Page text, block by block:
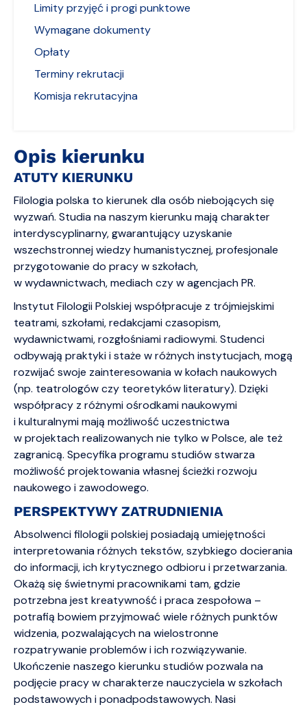
Opis kierunku
ATUTY KIERUNKU
Filologia polska to kierunek dla osób niebojących się
wyzwań. Studia na naszym kierunku mają charakter
interdyscyplinarny, gwarantujący uzyskanie
wszechstronnej wiedzy humanistycznej, profesjonale
przygotowanie do pracy w szkołach,
w wydawnictwach, mediach czy w agencjach PR.
Instytut Filologii Polskiej współpracuje z trójmiejskimi
teatrami, szkołami, redakcjami czasopism,
wydawnictwami, rozgłośniami radiowymi. Studenci
odbywają praktyki i staże w różnych instytucjach, mogą
rozwijać swoje zainteresowania w kołach naukowych
(np. teatrologów czy teoretyków literatury). Dzięki
współpracy z różnymi ośrodkami naukowymi
i kulturalnymi mają możliwość uczestnictwa
w projektach realizowanych nie tylko w Polsce, ale też
zagranicą. Specyfika programu studiów stwarza
możliwość projektowania własnej ścieżki rozwoju
naukowego i zawodowego.
PERSPEKTYWY ZATRUDNIENIA
Absolwenci filologii polskiej posiadają umiejętności
interpretowania różnych tekstów, szybkiego docierania
do informacji, ich krytycznego odbioru i przetwarzania.
Okażą się świetnymi pracownikami tam, gdzie
potrzebna jest kreatywność i praca zespołowa –
potrafią bowiem przyjmować wiele różnych punktów
widzenia, pozwalających na wielostronne
rozpatrywanie problemów i ich rozwiązywanie.
Ukończenie naszego kierunku studiów pozwala na
podjęcie pracy w charakterze nauczyciela w szkołach
podstawowych i ponadpodstawowych. Nasi
Limity przyjęć i progi punktowe
Wymagane dokumenty
Opłaty
Terminy rekrutacji
Komisja rekrutacyjna